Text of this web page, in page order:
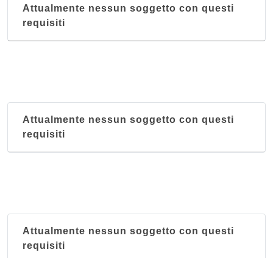
Attualmente nessun soggetto con questi
requisiti
Attualmente nessun soggetto con questi
requisiti
Attualmente nessun soggetto con questi
requisiti